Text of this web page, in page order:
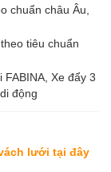
chuẩn châu Âu,
tiêu chuẩn
Xe đẩy 3
động
lưới tại đây